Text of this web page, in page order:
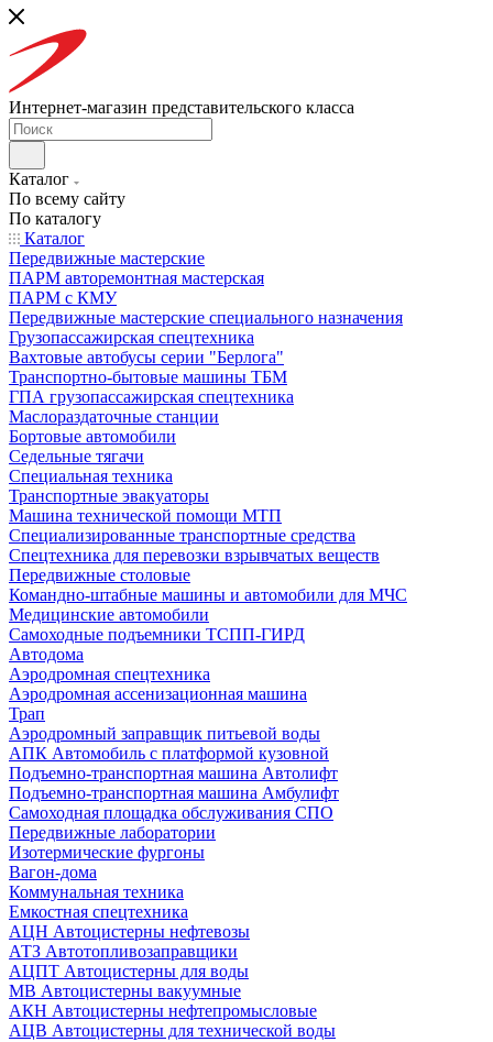
Интернет-магазин представительского класса
Каталог
По всему сайту
По каталогу
Каталог
Передвижные мастерские
ПАРМ авторемонтная мастерская
ПАРМ с КМУ
Передвижные мастерские специального назначения
Грузопассажирская спецтехника
Вахтовые автобусы серии "Берлога"
Транспортно-бытовые машины ТБМ
ГПА грузопассажирская спецтехника
Маслораздаточные станции
Бортовые автомобили
Седельные тягачи
Специальная техника
Транспортные эвакуаторы
Машина технической помощи МТП
Специализированные транспортные средства
Спецтехника для перевозки взрывчатых веществ
Передвижные столовые
Командно-штабные машины и автомобили для МЧС
Медицинские автомобили
Самоходные подъемники ТСПП-ГИРД
Автодома
Аэродромная спецтехника
Аэродромная ассенизационная машина
Трап
Аэродромный заправщик питьевой воды
АПК Автомобиль с платформой кузовной
Подъемно-транспортная машина Автолифт
Подъемно-транспортная машина Амбулифт
Самоходная площадка обслуживания СПО
Передвижные лаборатории
Изотермические фургоны
Вагон-дома
Коммунальная техника
Емкостная спецтехника
АЦН Автоцистерны нефтевозы
АТЗ Автотопливозаправщики
АЦПТ Автоцистерны для воды
МВ Автоцистерны вакуумные
АКН Автоцистерны нефтепромысловые
АЦВ Автоцистерны для технической воды